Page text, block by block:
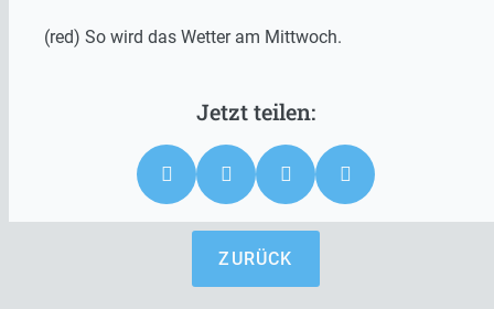
(red) So wird das Wetter am Mittwoch.
ZURÜCK